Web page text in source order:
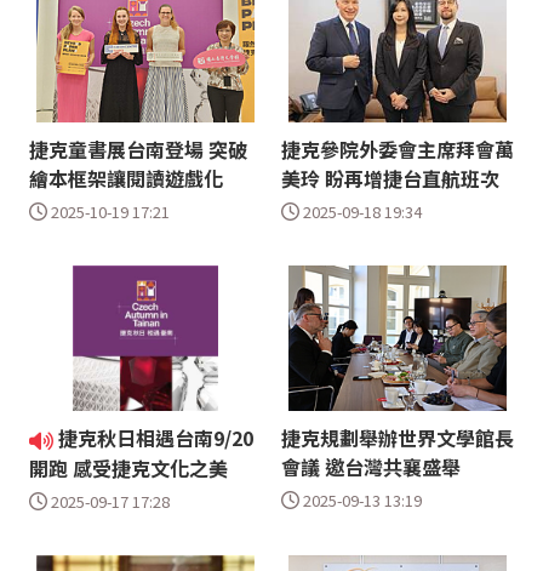
捷克童書展台南登場 突破
繪本框架讓閱讀遊戲化
2025-10-19 17:21
捷克參院外委會主席拜會萬
美玲 盼再增捷台直航班次
2025-09-18 19:34
捷克秋日相遇台南9/20
開跑 感受捷克文化之美
2025-09-17 17:28
捷克規劃舉辦世界文學館長
會議 邀台灣共襄盛舉
2025-09-13 13:19